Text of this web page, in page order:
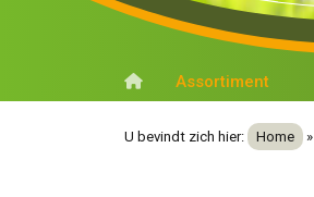
Assortiment
U bevindt zich hier: Home »